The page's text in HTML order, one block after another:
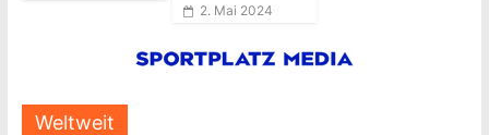
2. Mai 2024
Weltweit